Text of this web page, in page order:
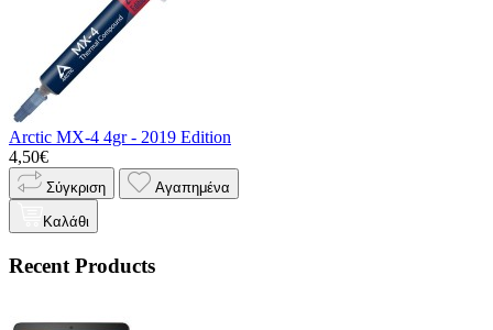
Arctic MX-4 4gr - 2019 Edition
4,50€
Σύγκριση Αγαπημένα
Καλάθι
Recent Products